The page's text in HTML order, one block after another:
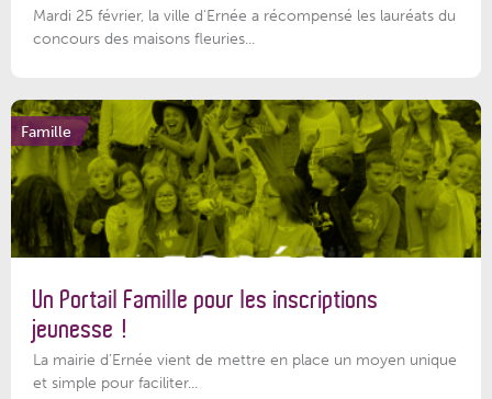
Mardi 25 février, la ville d'Ernée a récompensé les lauréats du
concours des maisons fleuries...
Famille
Un Portail Famille pour les inscriptions
jeunesse !
La mairie d’Ernée vient de mettre en place un moyen unique
et simple pour faciliter...